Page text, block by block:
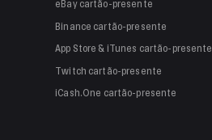
eBaycartão-presente
Binance cartão-presente
App Store & iTunes cartão-presente
Twitch cartão-presente
iCash.One cartão-presente